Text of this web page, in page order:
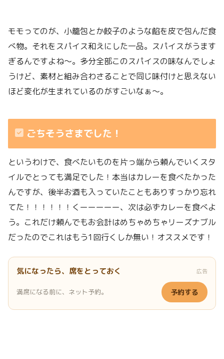
モモってのが、小籠包とか餃子のような餡を皮で包んだ食
べ物。それをスパイス和えにした一品。スパイスがうます
ぎるんですよね〜。多分全部このスパイスの味なんでしょ
うけど、素材と組み合わさることで同じ味付けと思えない
ほど変化が生まれているのがすごいなぁ〜。
ごちそうさまでした！
というわけで、食べたいものを片っ端から頼んでいくスタ
イルでとっても満足でした！本当はカレーを食べたかった
んですが、後半お酒も入っていたこともありすっかり忘れ
てた！！！！！！くーーーーー、次は必ずカレーを食べよ
う。これだけ頼んでもお会計はめちゃめちゃリーズナブル
だったのでこれはもう1回行くしか無い！オススメです！
気になったら、席をとっておく 広告
満席になる前に、ネット予約。 予約する